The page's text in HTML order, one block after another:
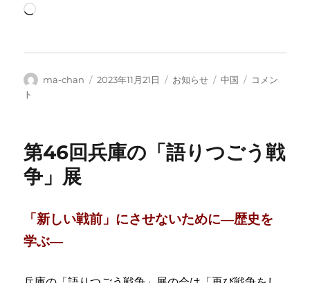
読
中…
投
ma-chan
投
2023年11月21日
カ
お知らせ
タ
中国
佟
「日
中
比
べ」
コメン
ト
第46回兵庫の「語りつごう戦
争」展
「新しい戦前」にさせないために―歴史を
学ぶ―